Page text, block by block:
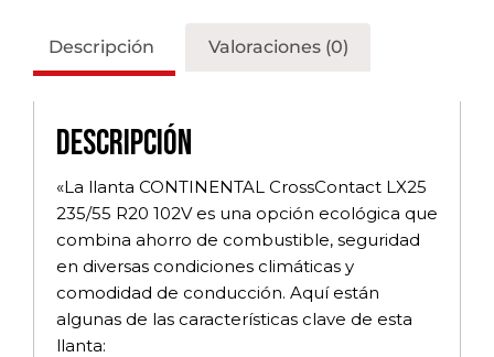
Descripción Valoraciones (0)
Descripción
«La llanta CONTINENTAL CrossContact LX25
235/55 R20 102V es una opción ecológica que
combina ahorro de combustible, seguridad
en diversas condiciones climáticas y
comodidad de conducción. Aquí están
algunas de las características clave de esta
llanta: